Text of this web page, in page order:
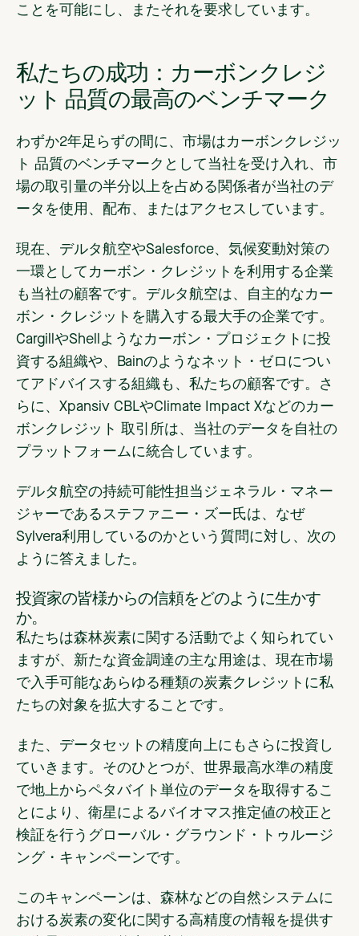
ことを可能にし、またそれを要求しています。
私たちの成功：カーボンクレジ
ット 品質の最高のベンチマーク
わずか2年足らずの間に、市場はカーボンクレジッ
ト 品質のベンチマークとして当社を受け入れ、市
場の取引量の半分以上を占める関係者が当社のデ
ータを使用、配布、またはアクセスしています。
現在、デルタ航空やSalesforce、気候変動対策の
一環としてカーボン・クレジットを利用する企業
も当社の顧客です。デルタ航空は、自主的なカー
ボン・クレジットを購入する最大手の企業です。
CargillやShellようなカーボン・プロジェクトに投
資する組織や、Bainのようなネット・ゼロについ
てアドバイスする組織も、私たちの顧客です。さ
らに、Xpansiv CBLやClimate Impact Xなどのカー
ボンクレジット 取引所は、当社のデータを自社の
プラットフォームに統合しています。
デルタ航空の持続可能性担当ジェネラル・マネー
ジャーであるステファニー・ズー氏は、なぜ
Sylvera利用しているのかという質問に対し、次の
ように答えました。
投資家の皆様からの信頼をどのように生かす
か。
私たちは森林炭素に関する活動でよく知られてい
ますが、新たな資金調達の主な用途は、現在市場
で入手可能なあらゆる種類の炭素クレジットに私
たちの対象を拡大することです。
また、データセットの精度向上にもさらに投資し
ていきます。そのひとつが、世界最高水準の精度
で地上からペタバイト単位のデータを取得するこ
とにより、衛星によるバイオマス推定値の校正と
検証を行うグローバル・グラウンド・トゥルージ
ング・キャンペーンです。
このキャンペーンは、森林などの自然システムに
おける炭素の変化に関する高精度の情報を提供す